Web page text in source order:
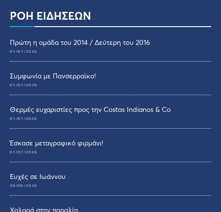
ΡΟΗ ΕΙΔΗΣΕΩΝ
Πρώτη η ομάδα του 2014 / Δεύτερη του 2016
01/07/2026
Συμφωνία με Πανσερραϊκο!
01/07/2026
Θερμές ευχαριστίες προς την Costas Indianos & Co
01/07/2026
Έσκασε μεταγραφικό φιρμάνι!
01/07/2026
Ευχές σε Ιωάννου
30/06/2026
Χαλαρά στην παραλία